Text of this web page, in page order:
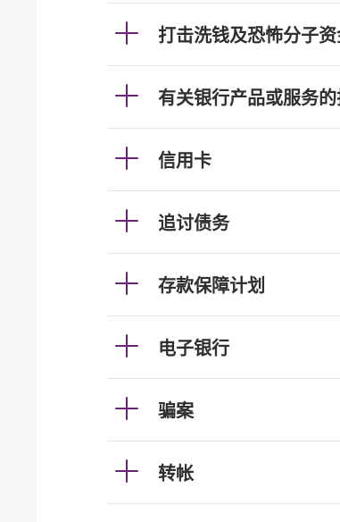
打击洗钱及恐怖分子
有关银行产品或服务
信用卡
追讨债务
存款保障计划
电子银行
骗案
转帐